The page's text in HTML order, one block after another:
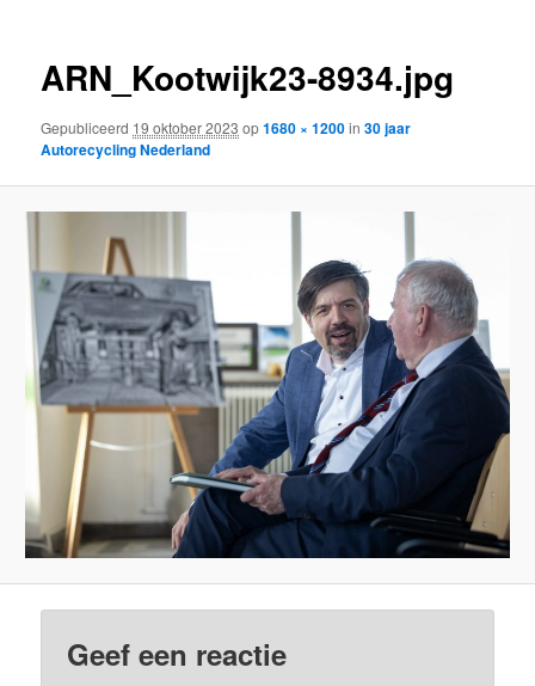
ARN_Kootwijk23-8934.jpg
Gepubliceerd 19 oktober 2023 op1680 × 1200in30 jaar
Autorecycling Nederland
Geef een reactie